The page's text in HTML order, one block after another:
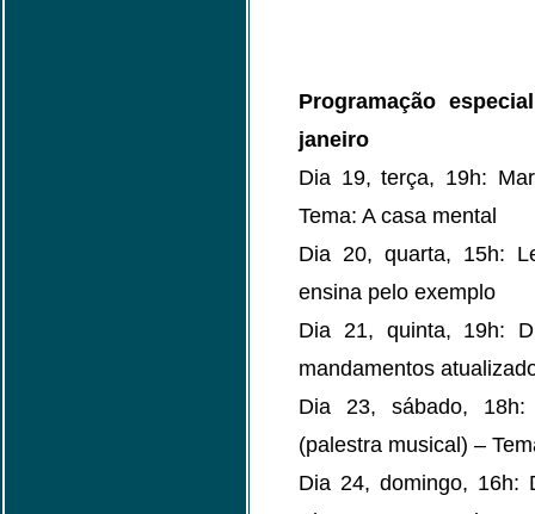
Programação
janeiro
Dia 19, terça, 19h:
Tema: A casa mental
Dia 20, quarta, 15h:
ensina pelo exemplo
Dia 21, quinta, 19h:
mandamentos
Dia 23, sábado,
(palestra musical) –
Dia 24, domingo, 16h: